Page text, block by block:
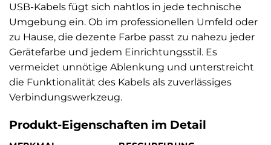
USB-Kabels fügt sich nahtlos in jede technische
Umgebung ein. Ob im professionellen Umfeld oder
zu Hause, die dezente Farbe passt zu nahezu jeder
Gerätefarbe und jedem Einrichtungsstil. Es
vermeidet unnötige Ablenkung und unterstreicht
die Funktionalität des Kabels als zuverlässiges
Verbindungswerkzeug.
Produkt-Eigenschaften im Detail